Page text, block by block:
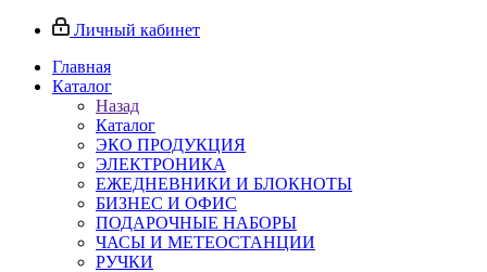
Личный кабинет
Главная
Каталог
Назад
Каталог
ЭКО ПРОДУКЦИЯ
ЭЛЕКТРОНИКА
ЕЖЕДНЕВНИКИ И БЛОКНОТЫ
БИЗНЕС И ОФИС
ПОДАРОЧНЫЕ НАБОРЫ
ЧАСЫ И МЕТЕОСТАНЦИИ
РУЧКИ